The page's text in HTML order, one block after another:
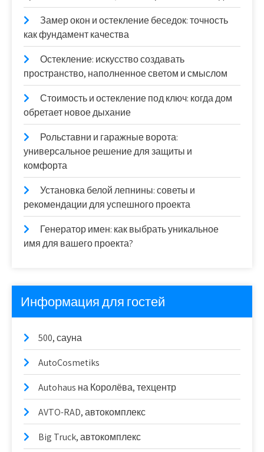
Замер окон и остекление беседок: точность
как фундамент качества
Остекление: искусство создавать
пространство, наполненное светом и смыслом
Стоимость и остекление под ключ: когда дом
обретает новое дыхание
Рольставни и гаражные ворота:
универсальное решение для защиты и
комфорта
Установка белой лепнины: советы и
рекомендации для успешного проекта
Генератор имен: как выбрать уникальное
имя для вашего проекта?
Информация для гостей
500, сауна
AutoCosmetiks
Autohaus на Королёва, техцентр
AVTO-RAD, автокомплекс
Big Truck, автокомплекс